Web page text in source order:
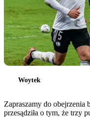
Woytek
Zapraszamy do obejrzenia
przesądziła o tym, że trzy